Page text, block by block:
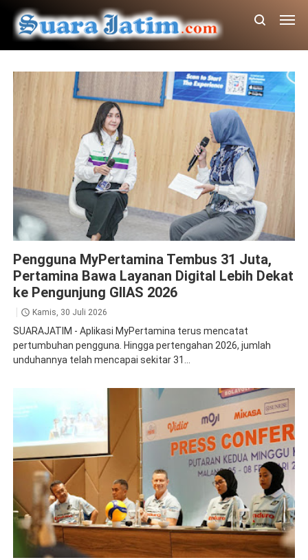
Pengguna MyPertamina Tembus 31 Juta,
Pertamina Bawa Layanan Digital Lebih Dekat
ke Pengunjung GIIAS 2026
Kamis, 30 Juli 2026
SUARAJATIM - Aplikasi MyPertamina terus mencatat
pertumbuhan pengguna. Hingga pertengahan 2026, jumlah
unduhannya telah mencapai sekitar 31...